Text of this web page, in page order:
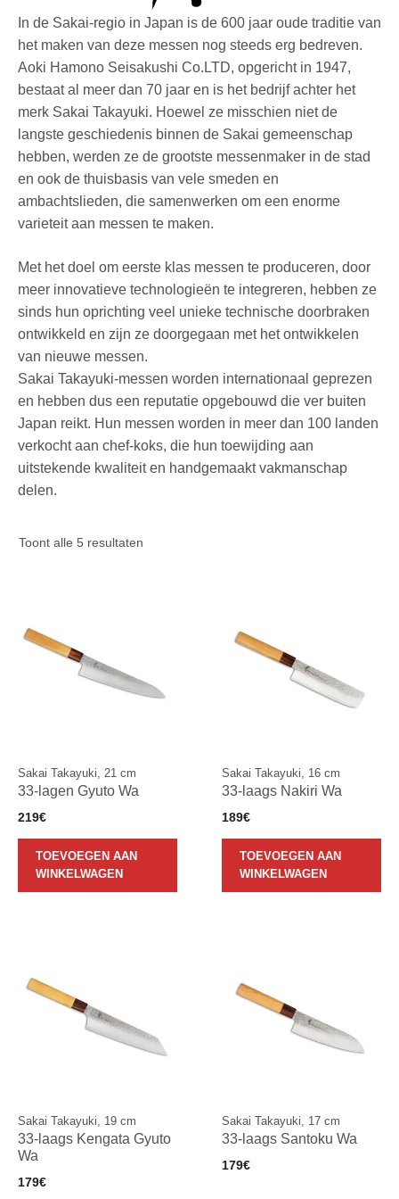
In de Sakai-regio in Japan is de 600 jaar oude traditie van
het maken van deze messen nog steeds erg bedreven.
Aoki Hamono Seisakushi Co.LTD, opgericht in 1947,
bestaat al meer dan 70 jaar en is het bedrijf achter het
merk Sakai Takayuki. Hoewel ze misschien niet de
langste geschiedenis binnen de Sakai gemeenschap
hebben, werden ze de grootste messenmaker in de stad
en ook de thuisbasis van vele smeden en
ambachtslieden, die samenwerken om een enorme
varieteit aan messen te maken.
Met het doel om eerste klas messen te produceren, door
meer innovatieve technologieën te integreren, hebben ze
sinds hun oprichting veel unieke technische doorbraken
ontwikkeld en zijn ze doorgegaan met het ontwikkelen
van nieuwe messen.
Sakai Takayuki-messen worden internationaal geprezen
en hebben dus een reputatie opgebouwd die ver buiten
Japan reikt. Hun messen worden in meer dan 100 landen
verkocht aan chef-koks, die hun toewijding aan
uitstekende kwaliteit en handgemaakt vakmanschap
delen.
Toont alle 5 resultaten
Sakai Takayuki, 21 cm
33-lagen Gyuto Wa
219€
TOEVOEGEN AAN
WINKELWAGEN
Sakai Takayuki, 16 cm
33-laags Nakiri Wa
189€
TOEVOEGEN AAN
WINKELWAGEN
Sakai Takayuki, 19 cm
33-laags Kengata Gyuto
Wa
179€
Sakai Takayuki, 17 cm
33-laags Santoku Wa
179€